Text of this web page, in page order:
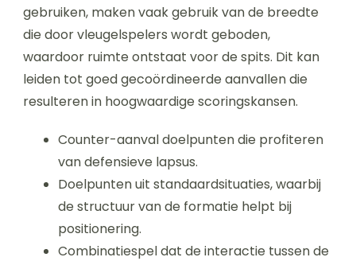
gebruiken, maken vaak gebruik van de breedte
die door vleugelspelers wordt geboden,
waardoor ruimte ontstaat voor de spits. Dit kan
leiden tot goed gecoördineerde aanvallen die
resulteren in hoogwaardige scoringskansen.
Counter-aanval doelpunten die profiteren
van defensieve lapsus.
Doelpunten uit standaardsituaties, waarbij
de structuur van de formatie helpt bij
positionering.
Combinatiespel dat de interactie tussen de